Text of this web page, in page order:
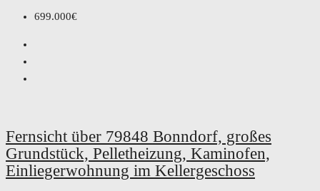
699.000€
Fernsicht über 79848 Bonndorf, großes
Grundstück, Pelletheizung, Kaminofen,
Einliegerwohnung im Kellergeschoss